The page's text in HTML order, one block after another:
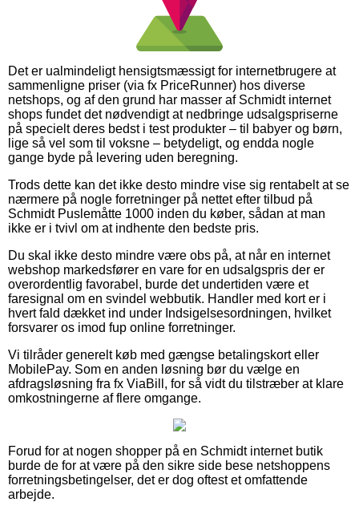
Det er ualmindeligt hensigtsmæssigt for internetbrugere at
sammenligne priser (via fx PriceRunner) hos diverse
netshops, og af den grund har masser af Schmidt internet
shops fundet det nødvendigt at nedbringe udsalgspriserne
på specielt deres bedst i test produkter – til babyer og børn,
lige så vel som til voksne – betydeligt, og endda nogle
gange byde på levering uden beregning.
Trods dette kan det ikke desto mindre vise sig rentabelt at se
nærmere på nogle forretninger på nettet efter tilbud på
Schmidt Puslemåtte 1000 inden du køber, sådan at man
ikke er i tvivl om at indhente den bedste pris.
Du skal ikke desto mindre være obs på, at når en internet
webshop markedsfører en vare for en udsalgspris der er
overordentlig favorabel, burde det undertiden være et
faresignal om en svindel webbutik. Handler med kort er i
hvert fald dækket ind under Indsigelsesordningen, hvilket
forsvarer os imod fup online forretninger.
Vi tilråder generelt køb med gængse betalingskort eller
MobilePay. Som en anden løsning bør du vælge en
afdragsløsning fra fx ViaBill, for så vidt du tilstræber at klare
omkostningerne af flere omgange.
Forud for at nogen shopper på en Schmidt internet butik
burde de for at være på den sikre side bese netshoppens
forretningsbetingelser, det er dog oftest et omfattende
arbejde.